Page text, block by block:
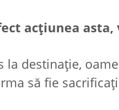
acțiunea
la destinație,
să fie